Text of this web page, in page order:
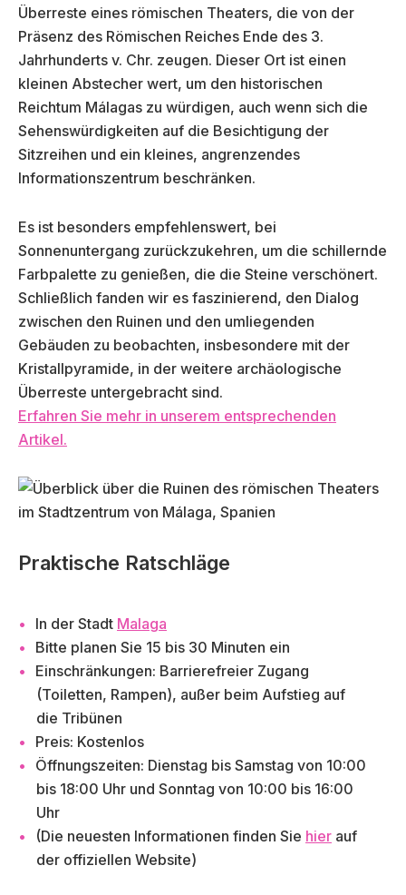
Überreste eines römischen Theaters, die von der
Präsenz des Römischen Reiches Ende des 3.
Jahrhunderts v. Chr. zeugen. Dieser Ort ist einen
kleinen Abstecher wert, um den historischen
Reichtum Málagas zu würdigen, auch wenn sich die
Sehenswürdigkeiten auf die Besichtigung der
Sitzreihen und ein kleines, angrenzendes
Informationszentrum beschränken.
Es ist besonders empfehlenswert, bei
Sonnenuntergang zurückzukehren, um die schillernde
Farbpalette zu genießen, die die Steine verschönert.
Schließlich fanden wir es faszinierend, den Dialog
zwischen den Ruinen und den umliegenden
Gebäuden zu beobachten, insbesondere mit der
Kristallpyramide, in der weitere archäologische
Überreste untergebracht sind.
Erfahren Sie mehr in unserem entsprechenden
Artikel.
Praktische Ratschläge
In der Stadt Malaga
Bitte planen Sie 15 bis 30 Minuten ein
Einschränkungen: Barrierefreier Zugang
(Toiletten, Rampen), außer beim Aufstieg auf
die Tribünen
Preis: Kostenlos
Öffnungszeiten: Dienstag bis Samstag von 10:00
bis 18:00 Uhr und Sonntag von 10:00 bis 16:00
Uhr
(Die neuesten Informationen finden Sie hier auf
der offiziellen Website)